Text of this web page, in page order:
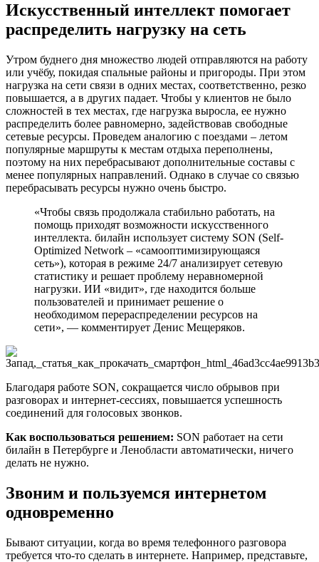
Искусственный интеллект помогает
распределить нагрузку на сеть
Утром буднего дня множество людей отправляются на работу
или учёбу, покидая спальные районы и пригороды. При этом
нагрузка на сети связи в одних местах, соответственно, резко
повышается, а в других падает. Чтобы у клиентов не было
сложностей в тех местах, где нагрузка выросла, ее нужно
распределить более равномерно, задействовав свободные
сетевые ресурсы. Проведем аналогию с поездами – летом
популярные маршруты к местам отдыха переполнены,
поэтому на них перебрасывают дополнительные составы с
менее популярных направлений. Однако в случае со связью
перебрасывать ресурсы нужно очень быстро.
«Чтобы связь продолжала стабильно работать, на
помощь приходят возможности искусственного
интеллекта. билайн использует систему SON (Self-
Optimized Network – «самооптимизирующаяся
сеть»), которая в режиме 24/7 анализирует сетевую
статистику и решает проблему неравномерной
нагрузки. ИИ «видит», где находится больше
пользователей и принимает решение о
необходимом перераспределении ресурсов на
сети», — комментирует Денис Мещеряков.
Благодаря работе SON, сокращается число обрывов при
разговорах и интернет-сессиях, повышается успешность
соединений для голосовых звонков.
Как воспользоваться решением: SON работает на сети
билайн в Петербурге и Ленобласти автоматически, ничего
делать не нужно.
Звоним и пользуемся интернетом
одновременно
Бывают ситуации, когда во время телефонного разговора
требуется что-то сделать в интернете. Например, представьте,